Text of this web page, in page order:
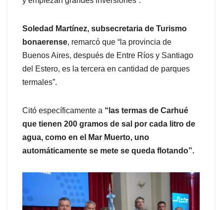
Soledad Martínez, subsecretaria de Turismo
bonaerense, remarcó que “la provincia de
Buenos Aires, después de Entre Ríos y Santiago
del Estero, es la tercera en cantidad de parques
termales”.
Citó específicamente a “las termas de Carhué
que tienen 200 gramos de sal por cada litro de
agua, como en el Mar Muerto, uno
automáticamente se mete se queda flotando”.